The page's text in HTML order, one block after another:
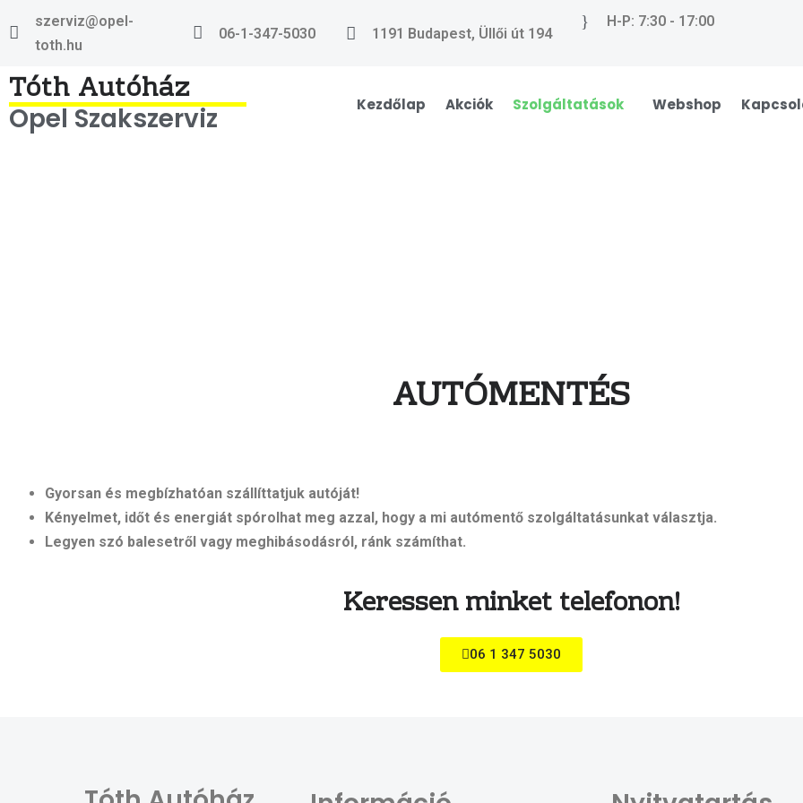
szerviz@opel-
toth.hu
06-1-347-5030 1191 Budapest, Üllői út 194
H-P: 7:30 - 17:00
Tóth Autóház
Opel Szakszerviz Kezdőlap Akciók Szolgáltatások Webshop
AUTÓMENTÉS
Gyorsan és megbízhatóan szállíttatjuk autóját!
Kényelmet, időt és energiát spórolhat meg azzal, hogy a mi autómentő szolgáltatásunkat választja.
Legyen szó balesetről vagy meghibásodásról, ránk számíthat.
Keressen minket telefonon!
06 1 347 5030